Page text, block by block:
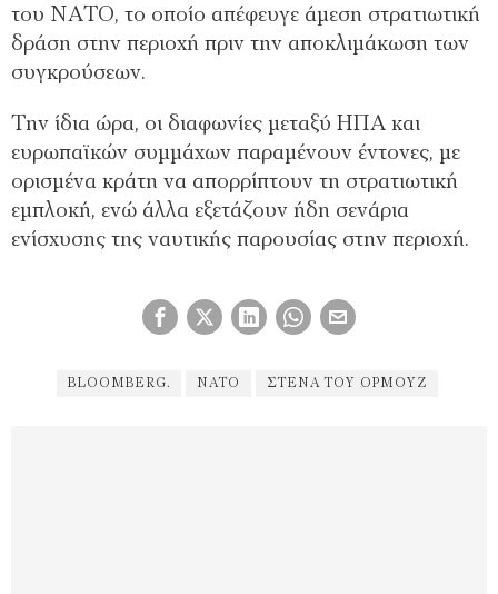
του ΝΑΤΟ, το οποίο απέφευγε άμεση στρατιωτική
δράση στην περιοχή πριν την αποκλιμάκωση των
συγκρούσεων.
Την ίδια ώρα, οι διαφωνίες μεταξύ ΗΠΑ και
ευρωπαϊκών συμμάχων παραμένουν έντονες, με
ορισμένα κράτη να απορρίπτουν τη στρατιωτική
εμπλοκή, ενώ άλλα εξετάζουν ήδη σενάρια
ενίσχυσης της ναυτικής παρουσίας στην περιοχή.
BLOOMBERG. ΝΑΤΟ ΣΤΕΝΆ ΤΟΥ ΟΡΜΟΎΖ